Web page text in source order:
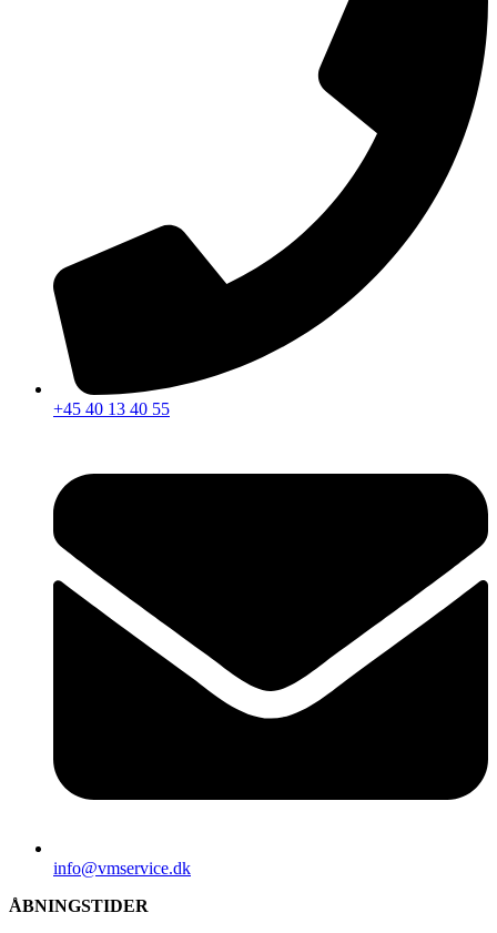
+45 40 13 40 55
info@vmservice.dk
ÅBNINGSTIDER